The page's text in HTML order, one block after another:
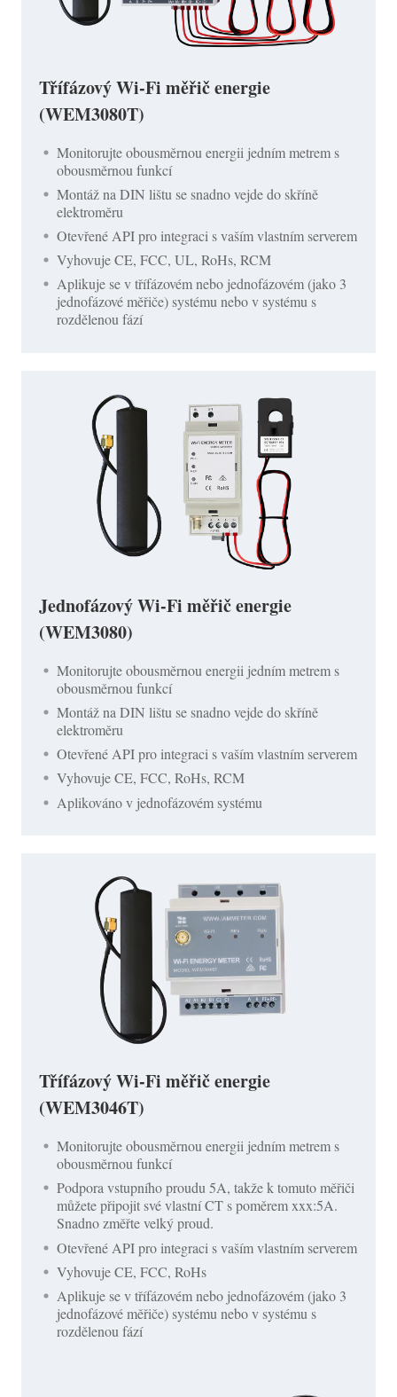
Třífázový Wi-Fi měřič energie
(WEM3080T)
Monitorujte obousměrnou energii jedním metrem s
obousměrnou funkcí
Montáž na DIN lištu se snadno vejde do skříně
elektroměru
Otevřené API pro integraci s vaším vlastním serverem
Vyhovuje CE, FCC, UL, RoHs, RCM
Aplikuje se v třífázovém nebo jednofázovém (jako 3
jednofázové měřiče) systému nebo v systému s
rozdělenou fází
Jednofázový Wi-Fi měřič energie
(WEM3080)
Monitorujte obousměrnou energii jedním metrem s
obousměrnou funkcí
Montáž na DIN lištu se snadno vejde do skříně
elektroměru
Otevřené API pro integraci s vaším vlastním serverem
Vyhovuje CE, FCC, RoHs, RCM
Aplikováno v jednofázovém systému
Třífázový Wi-Fi měřič energie
(WEM3046T)
Monitorujte obousměrnou energii jedním metrem s
obousměrnou funkcí
Podpora vstupního proudu 5A, takže k tomuto měřiči
můžete připojit své vlastní CT s poměrem xxx:5A.
Snadno změřte velký proud.
Otevřené API pro integraci s vaším vlastním serverem
Vyhovuje CE, FCC, RoHs
Aplikuje se v třífázovém nebo jednofázovém (jako 3
jednofázové měřiče) systému nebo v systému s
rozdělenou fází